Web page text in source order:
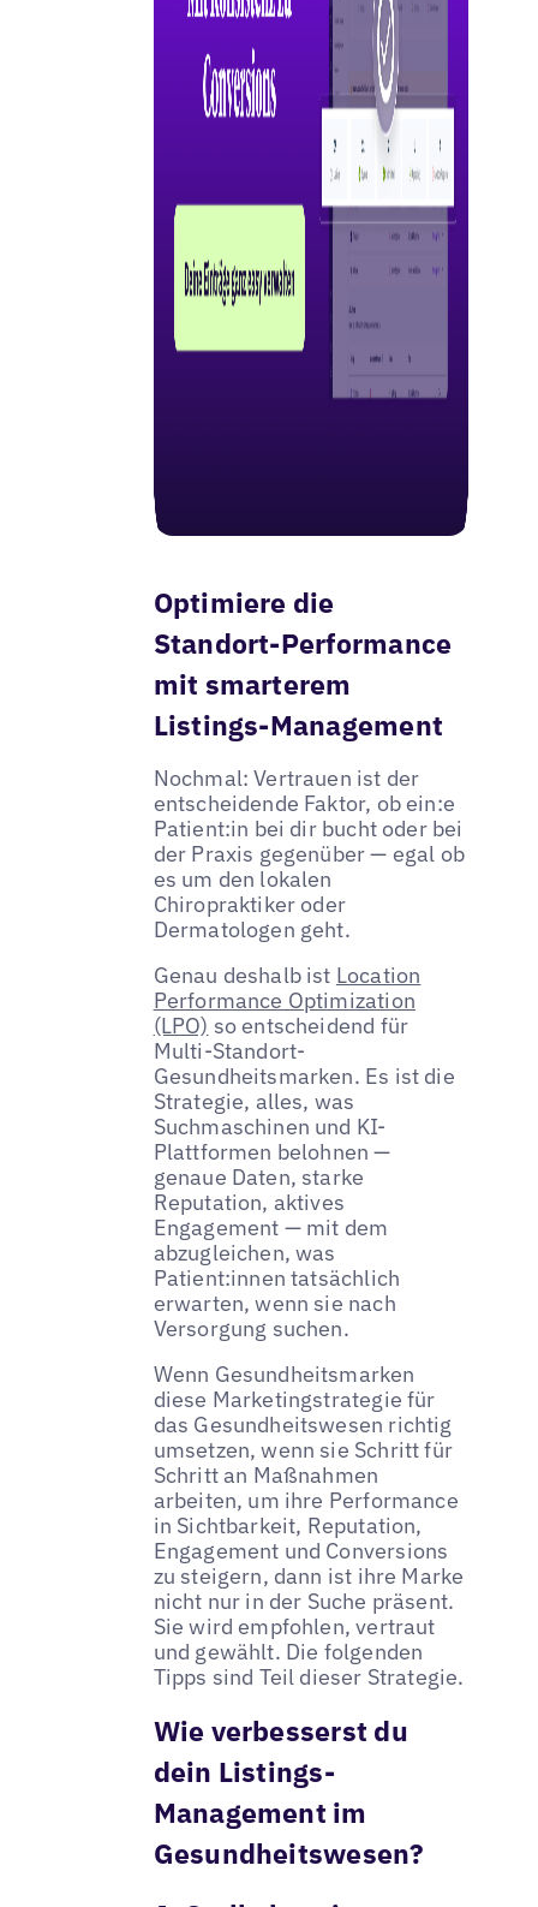
Optimiere die
Standort-Performance
mit smarterem
Listings-Management
Nochmal: Vertrauen ist der
entscheidende Faktor, ob ein:e
Patient:in bei dir bucht oder bei
der Praxis gegenüber — egal ob
es um den lokalen
Chiropraktiker oder
Dermatologen geht.
Genau deshalb ist Location
Performance Optimization
(LPO) so entscheidend für
Multi-Standort-
Gesundheitsmarken. Es ist die
Strategie, alles, was
Suchmaschinen und KI-
Plattformen belohnen —
genaue Daten, starke
Reputation, aktives
Engagement — mit dem
abzugleichen, was
Patient:innen tatsächlich
erwarten, wenn sie nach
Versorgung suchen.
Wenn Gesundheitsmarken
diese Marketingstrategie für
das Gesundheitswesen richtig
umsetzen, wenn sie Schritt für
Schritt an Maßnahmen
arbeiten, um ihre Performance
in Sichtbarkeit, Reputation,
Engagement und Conversions
zu steigern, dann ist ihre Marke
nicht nur in der Suche präsent.
Sie wird empfohlen, vertraut
und gewählt. Die folgenden
Tipps sind Teil dieser Strategie.
Wie verbesserst du
dein Listings-
Management im
Gesundheitswesen?